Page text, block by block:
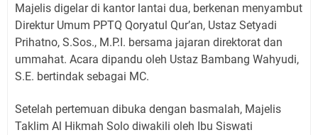
Majelis digelar di kantor lantai dua, berkenan menyambut
Direktur Umum PPTQ Qoryatul Qur’an, Ustaz Setyadi
Prihatno, S.Sos., M.P.I. bersama jajaran direktorat dan
ummahat. Acara dipandu oleh Ustaz Bambang Wahyudi,
S.E. bertindak sebagai MC.
Setelah pertemuan dibuka dengan basmalah, Majelis
Taklim Al Hikmah Solo diwakili oleh Ibu Siswati